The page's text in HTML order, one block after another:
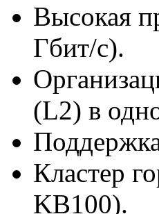
Высокая
Гбит/с).
(L2) в
Кластер
KB100).